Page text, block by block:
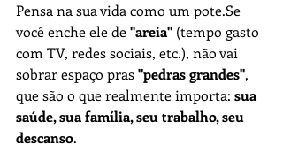
Pensa na sua vida como um pote.Se
você enche ele de "areia" (tempo gasto
com TV, redes sociais, etc.), não vai
sobrar espaço pras "pedras grandes",
que são o que realmente importa: sua
saúde, sua família, seu trabalho, seu
descanso.